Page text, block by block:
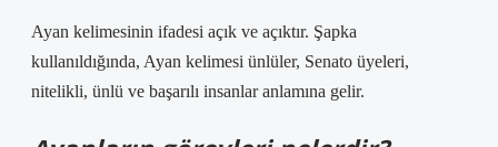
Ayan kelimesinin ifadesi açık ve açıktır. Şapka
kullanıldığında, Ayan kelimesi ünlüler, Senato üyeleri,
nitelikli, ünlü ve başarılı insanlar anlamına gelir.